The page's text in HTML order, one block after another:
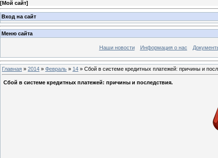
[Мой сайт]
Вход на сайт
Меню сайта
Наши новости Информация о нас
Главная » 2014 » Февраль » 14 » Сбой в системе кредитных платежей: причины и
Сбой в системе кредитных платежей: причины и последствия.